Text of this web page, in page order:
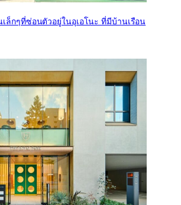
เล็กๆที่ซ่อนตัวอยู่ในอุเอโนะ ที่มีบ้านเรือน